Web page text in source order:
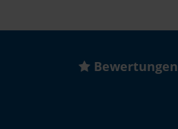
Bewertungen